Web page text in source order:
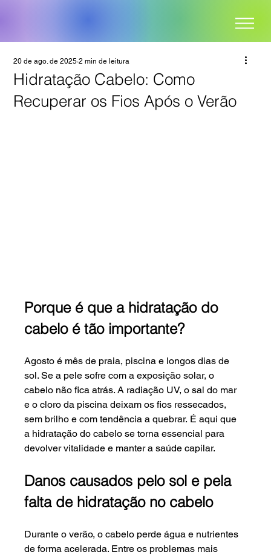
Hidratação Cabelo: Como
Recuperar os Fios Após o Verão
20 de ago. de 2025 2 min de leitura
Porque é que a hidratação do
cabelo é tão importante?
Agosto é mês de praia, piscina e longos dias de
sol. Se a pele sofre com a exposição solar, o
cabelo não fica atrás. A radiação UV, o sal do mar
e o cloro da piscina deixam os fios ressecados,
sem brilho e com tendência a quebrar. É aqui que
a hidratação do cabelo se torna essencial para
devolver vitalidade e manter a saúde capilar.
Danos causados pelo sol e pela
falta de hidratação no cabelo
Durante o verão, o cabelo perde água e nutrientes
de forma acelerada. Entre os problemas mais